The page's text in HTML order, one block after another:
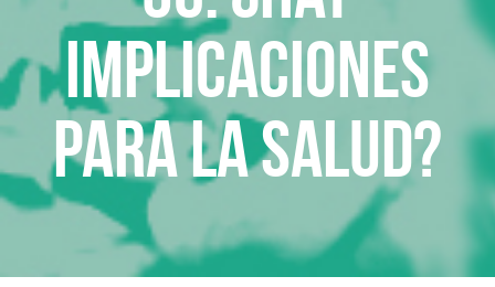
implicaciones
para la salud?